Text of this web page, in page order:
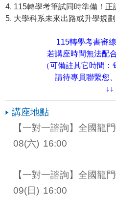
4. 115轉學考筆試同時準備！正
5. 大學科系未來出路或升學規劃
115轉學考書審
若講座時間無法配
（可備註其它時間：
請待專員聯繫您
↓↓
講座地點
【一對一諮詢】全國龍
08(六) 16:00
【一對一諮詢】全國龍
09(日) 16:00